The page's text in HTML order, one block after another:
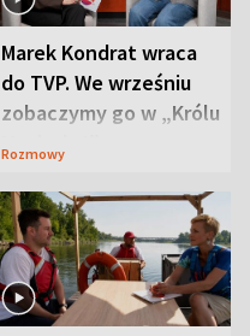
Marek Kondrat wraca
do TVP. We wrześniu
zobaczymy go w „Królu
Maciusiu I”
Rozmowy